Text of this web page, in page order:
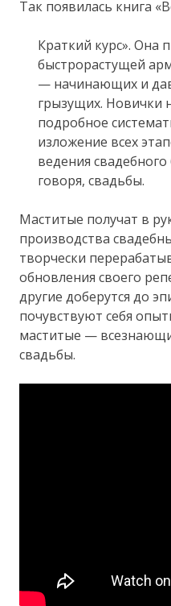
Так появилась книга
Краткий курс». Она
быстрорастущей
— начинающих и
грызущих. Новички
подробное
изложение всех
ведения
говоря, свадьбы.
Маститые получат в
производства
творчески
обновления своего
другие доберутся до
почувствуют себя
маститые —
свадьбы.